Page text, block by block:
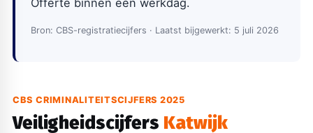
Offerte binnen één werkdag.
Bron: CBS-registratiecijfers · Laatst bijgewerkt: 5 juli 2026
CBS CRIMINALITEITSCIJFERS 2025
Veiligheidscijfers Katwijk